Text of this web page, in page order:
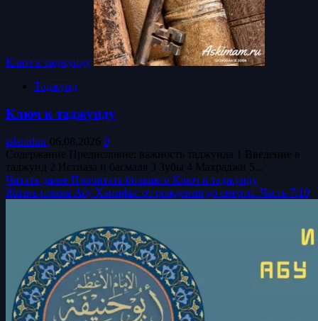
Ключ к таджуиду
Таджуид
Ключ к таджуиду
islamdinr 06.08.2026 0
Содержание Предисловие: важность таджуида 1 Введение в
таджуид 2 Истиаза и басмаля 3 Зубы 4 Махраджи 5...
Читать далее Прочитать больше о Ключ к таджуиду
Жизнь имама Абу Ханифы: от рождения до смерти. Часть 7/10